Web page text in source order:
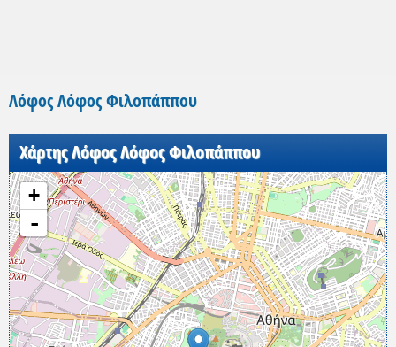
Λόφος Λόφος Φιλοπάππου
Χάρτης Λόφος Λόφος Φιλοπάππου
+
-